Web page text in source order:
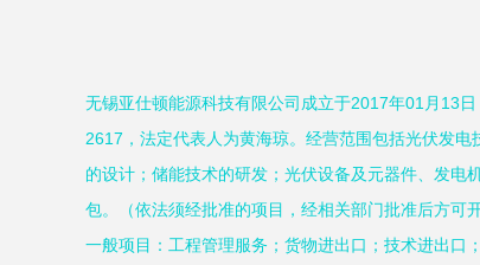
无锡亚仕顿能源科技有限公司成立于2017年01月13
2617，法定代表人为黄海琼。经营范围包括光伏发
的设计；储能技术的研发；光伏设备及元器件、发电
包。（依法须经批准的项目，经相关部门批准后方可
一般项目：工程管理服务；货物进出口；技术进出口